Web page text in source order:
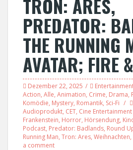
TRON: ARES,
PREDATOR:
THE RUNNING
AVATAR; FIRE
Dezember 22, 2025
Action, Alle, Animation, Crime, Drama,
Komödie, Mystery, Romantik, Sci-Fi
Audioprodukt, CET, Cine
Frankenstein, Horror, Hörsendung,
Podcast, Predator: Badlands, Round
Running Man, Tron: Ares, Weihnachten,
a comment